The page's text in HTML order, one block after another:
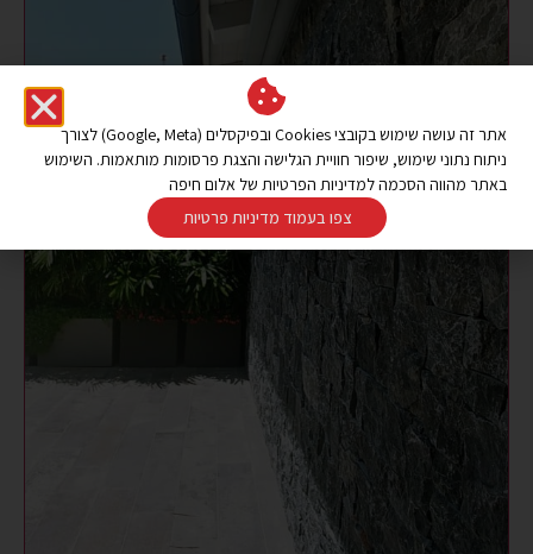
אתר זה עושה שימוש בקובצי Cookies ובפיקסלים (Google, Meta) לצורך
ניתוח נתוני שימוש, שיפור חוויית הגלישה והצגת פרסומות מותאמות. השימוש
באתר מהווה הסכמה למדיניות הפרטיות של אלום חיפה
צפו בעמוד מדיניות פרטיות